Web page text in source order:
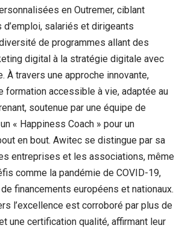
en Outremer, ciblant
salariés et dirigeants
de programmes allant des
digital à la stratégie digitale avec
À travers une approche innovante,
formation accessible à vie, adaptée au
soutenue par une équipe de
« Happiness Coach » pour un
en bout. Awitec se distingue par sa
entreprises et les associations, même
comme la pandémie de COVID-19,
financements européens et nationaux.
l’excellence est corroboré par plus de
une certification qualité, affirmant leur